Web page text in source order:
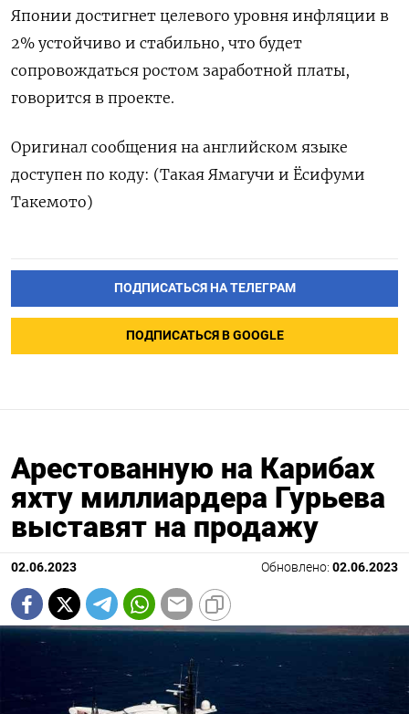
Японии достигнет целевого уровня инфляции в
2% устойчиво и стабильно, что будет
сопровождаться ростом заработной платы,
говорится в проекте.
Оригинал сообщения на английском языке
доступен по коду: (Такая Ямагучи и Ёсифуми
Такемото)
ПОДПИСАТЬСЯ НА ТЕЛЕГРАМ
ПОДПИСАТЬСЯ В GOOGLE
Арестованную на Карибах
яхту миллиардера Гурьева
выставят на продажу
02.06.2023 Обновлено: 02.06.2023